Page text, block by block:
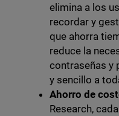
elimina a los
recordar y
que ahorra
reduce la
contraseñas y
y sencillo a
Ahorro de
Research,